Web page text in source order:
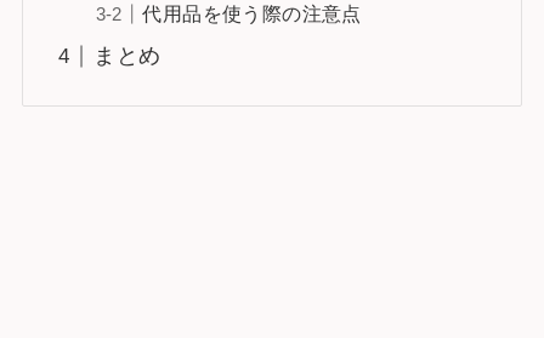
代用品を使う際の注意点
まとめ